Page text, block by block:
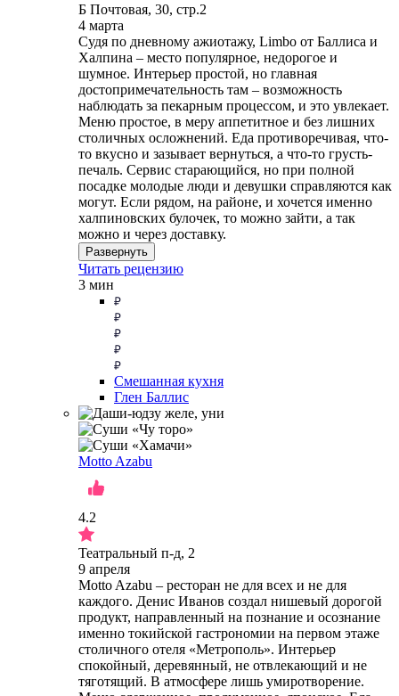
Б Почтовая, 30, стр.2
4 марта
Судя по дневному ажиотажу, Limbo от Баллиса и
Халпина – место популярное, недорогое и
шумное. Интерьер простой, но главная
достопримечательность там – возможность
наблюдать за пекарным процессом, и это увлекает.
Меню простое, в меру аппетитное и без лишних
столичных осложнений. Еда противоречивая, что-
то вкусно и зазывает вернуться, а что-то грусть-
печаль. Сервис старающийся, но при полной
посадке молодые люди и девушки справляются как
могут. Если рядом, на районе, и хочется именно
халпиновских булочек, то можно зайти, а так
можно и через доставку.
Развернуть
Читать рецензию
3 мин
Смешанная кухня
Глен Баллис
Motto Azabu
4.2
Театральный п-д, 2
9 апреля
Motto Azabu – ресторан не для всех и не для
каждого. Денис Иванов создал нишевый дорогой
продукт, направленный на познание и осознание
именно токийской гастрономии на первом этаже
столичного отеля «Метрополь». Интерьер
спокойный, деревянный, не отвлекающий и не
тяготящий. В атмосфере лишь умиротворение.